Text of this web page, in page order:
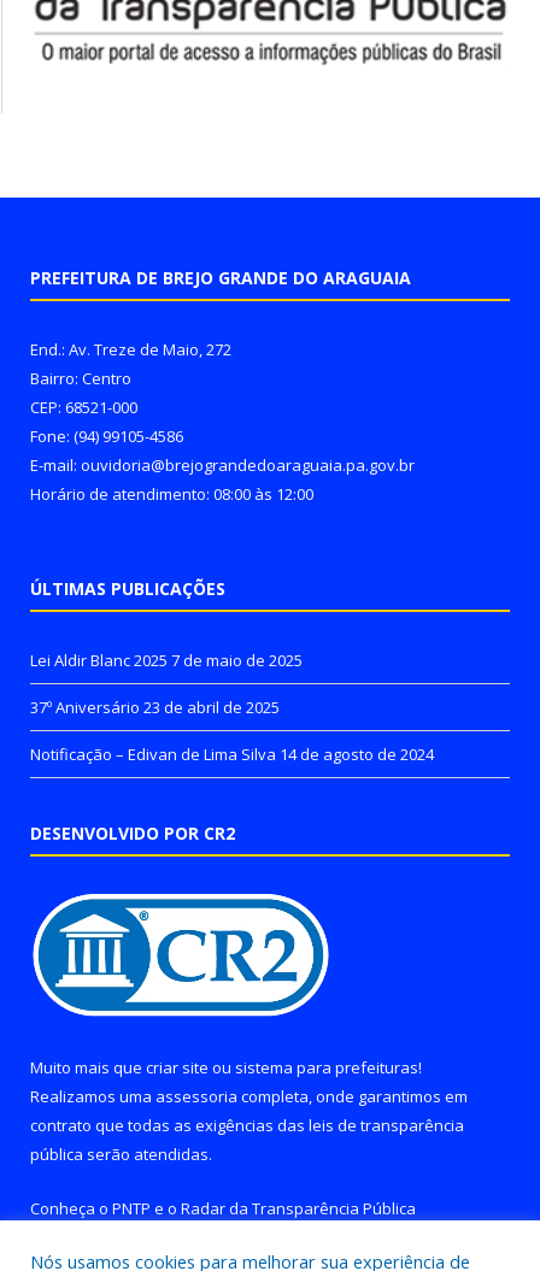
PREFEITURA DE BREJO GRANDE DO ARAGUAIA
End.: Av. Treze de Maio, 272
Bairro: Centro
CEP: 68521-000
Fone: (94) 99105-4586
E-mail: ouvidoria@brejograndedoaraguaia.pa.gov.br
Horário de atendimento: 08:00 às 12:00
ÚLTIMAS PUBLICAÇÕES
Lei Aldir Blanc 2025 7 de maio de 2025
37º Aniversário 23 de abril de 2025
Notificação – Edivan de Lima Silva 14 de agosto de 2024
DESENVOLVIDO POR CR2
Muito mais que criar site ou sistema para prefeituras!
Realizamos uma assessoria completa, onde garantimos em
contrato que todas as exigências das leis de transparência
pública serão atendidas.
Conheça o PNTP e o Radar da Transparência Pública
Nós usamos cookies para melhorar sua experiência de